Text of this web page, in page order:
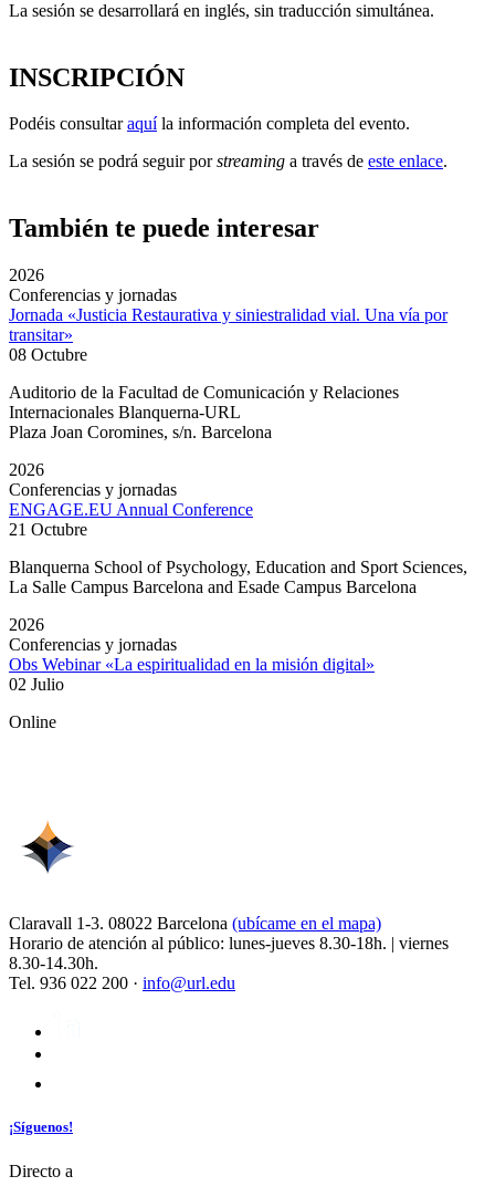
La sesión se desarrollará en inglés, sin traducción simultánea.
INSCRIPCIÓN
Podéis consultaraquíla información completa del evento.
La sesión se podrá seguir porstreaming a través de este enlace.
También te puede interesar
2026
Conferencias y jornadas
Jornada «Justicia Restaurativa y siniestralidad vial. Una vía por
transitar»
08 Octubre
Auditorio de la Facultad de Comunicación y Relaciones
Internacionales Blanquerna-URL
Plaza Joan Coromines, s/n. Barcelona
2026
Conferencias y jornadas
ENGAGE.EU Annual Conference
21 Octubre
Blanquerna School of Psychology, Education and Sport Sciences,
La Salle Campus Barcelona and Esade Campus Barcelona
2026
Conferencias y jornadas
Obs Webinar «La espiritualidad en la misión digital»
02 Julio
Online
Claravall 1-3. 08022 Barcelona (ubícame en el mapa)
Horario de atención al público: lunes-jueves 8.30-18h. | viernes
8.30-14.30h.
Tel. 936 022 200 · info@url.edu
¡Síguenos!
Directo a